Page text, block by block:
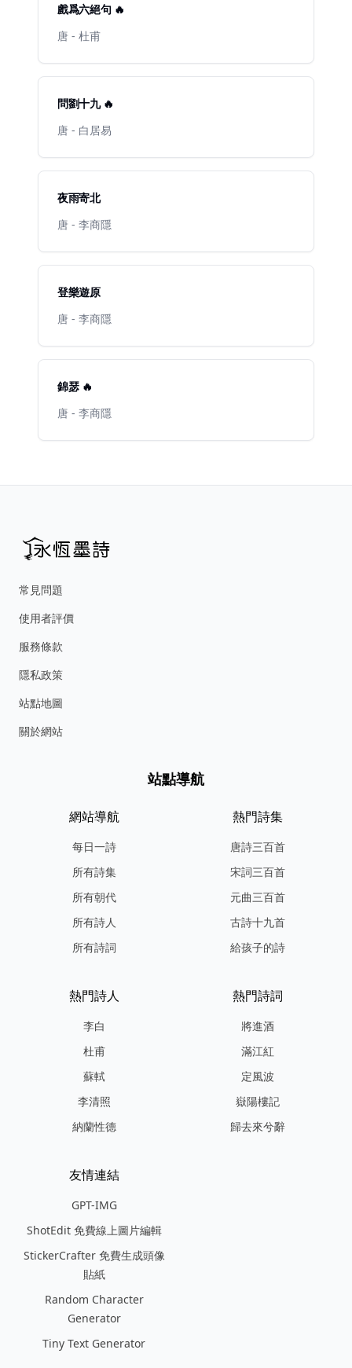
戲爲六絕句 🔥
唐 - 杜甫
問劉十九 🔥
唐 - 白居易
夜雨寄北
唐 - 李商隱
登樂遊原
唐 - 李商隱
錦瑟 🔥
唐 - 李商隱
常見問題
使用者評價
服務條款
隱私政策
站點地圖
關於網站
站點導航
網站導航
每日一詩
所有詩集
所有朝代
所有詩人
所有詩詞
熱門詩集
唐詩三百首
宋詞三百首
元曲三百首
古詩十九首
給孩子的詩
熱門詩人
李白
杜甫
蘇軾
李清照
納蘭性德
熱門詩詞
將進酒
滿江紅
定風波
嶽陽樓記
歸去來兮辭
友情連結
GPT-IMG
ShotEdit 免費線上圖片編輯
StickerCrafter 免費生成頭像
貼紙
Random Character
Generator
Tiny Text Generator